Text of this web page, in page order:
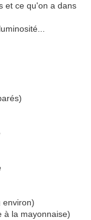
et ce qu'on a dans
environ)
à la mayonnaise)